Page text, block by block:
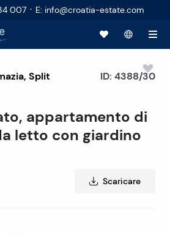
007 · E: info@croatia-estate.com
, Split
appartamento di
letto con giardino
ID: 4388/30
Scaricare